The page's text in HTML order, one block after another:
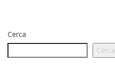
Cerca
Cerca